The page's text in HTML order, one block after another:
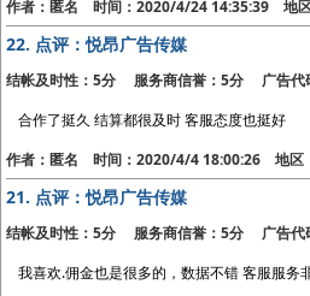
作者：匿名 时间：2020/4/24 14:35:39 地
22. 点评：悦昂广告传媒
结帐及时性：5分 服务商信誉：5分 广告代
合作了挺久 结算都很及时 客服态度也挺好
作者：匿名 时间：2020/4/4 18:00:26 地区
21. 点评：悦昂广告传媒
结帐及时性：5分 服务商信誉：5分 广告代
我喜欢.佣金也是很多的，数据不错 客服服务